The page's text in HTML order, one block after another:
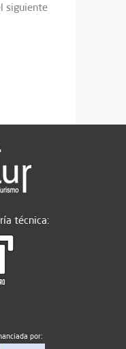
siguiente
técnica:
por: